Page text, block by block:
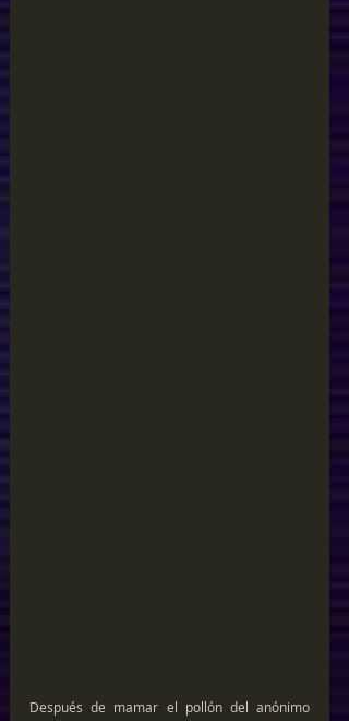
Después de mamar el pollón del anónimo